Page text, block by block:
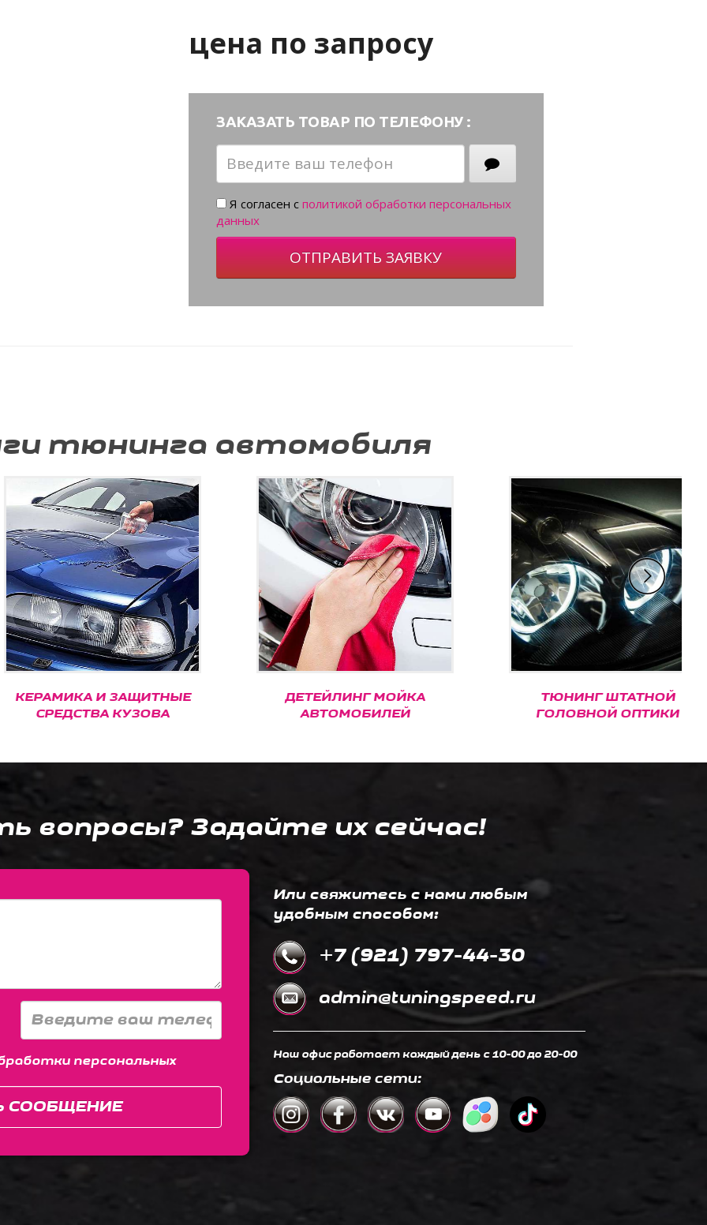
цена по запросу
ЗАКАЗАТЬ ТОВАР ПО ТЕЛЕФОНУ :
Я согласен с политикой обработки персональных
данных
ОТПРАВИТЬ ЗАЯВКУ
тюнинга автомобиля
И ЗАЩИТНЫЕ
КУЗОВА
ДЕТЕЙЛИНГ МОЙКА
АВТОМОБИЛЕЙ
ТЮНИНГ ШТАТНОЙ
ГОЛОВНОЙ ОПТИКИ
вопросы? Задайте их сейчас!
персональных
СООБЩЕНИЕ
Или свяжитесь с нами любым
удобным способом:
+7 (921) 797-44-30
admin@tuningspeed.ru
Наш офис работает каждый день c 10-00 до 20-00
Социальные сети: